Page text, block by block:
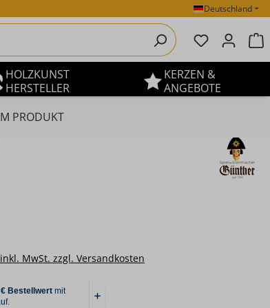
Deutschland
Du hast 0
HOLZKUNST
HERSTELLER
KERZEN &
ANGEBOTE
PRODUKT
MwSt. zzgl. Versandkosten